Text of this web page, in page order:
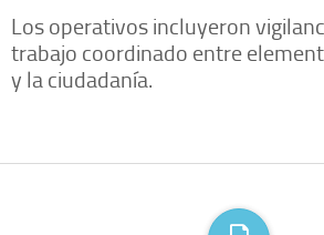
Los operativos incluyeron
trabajo coordinado entre
y la ciudadanía.